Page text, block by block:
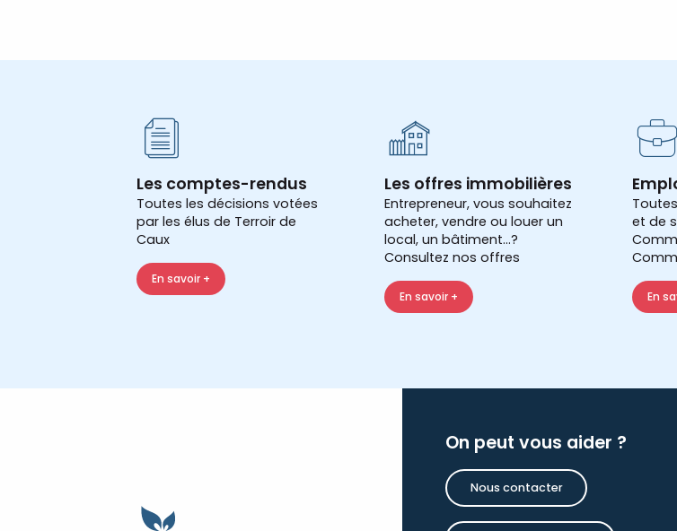
Les comptes-rendus
Toutes les décisions votées
par les élus de Terroir de
Caux
En savoir +
Les offres immobilières
Entrepreneur, vous souhaitez
acheter, vendre ou louer un
local, un bâtiment...?
Consultez nos offres
En savoir +
et de
En
On peut vous aider ?
Nous contacter